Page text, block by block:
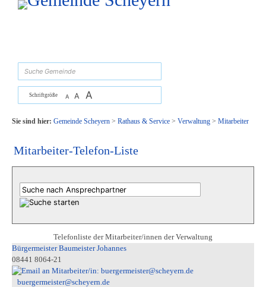
Zum Inhalt, zur Navigationoder zur Startseite springen.
Schriftgröße A A A
Sie sind hier: Gemeinde Scheyern> Rathaus & Service> Verwaltung> Mitarbeiter
Mitarbeiter-Telefon-Liste
Telefonliste der Mitarbeiter/innen der Verwaltung
Bürgermeister Baumeister Johannes
08441 8064-21
buergermeister@scheyern.de